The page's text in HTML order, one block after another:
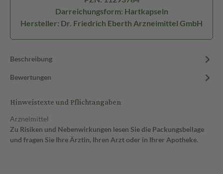
Darreichungsform: Hartkapseln
Hersteller: Dr. Friedrich Eberth Arzneimittel GmbH
Beschreibung
Bewertungen
Hinweistexte und Pflichtangaben
Arzneimittel
Zu Risiken und Nebenwirkungen lesen Sie die Packungsbeilage
und fragen Sie Ihre Ärztin, Ihren Arzt oder in Ihrer Apotheke.